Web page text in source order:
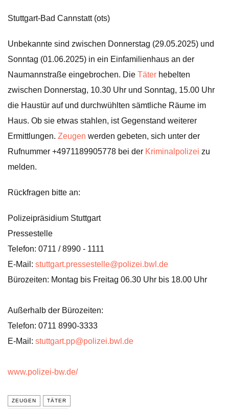
Stuttgart-Bad Cannstatt (ots)
Unbekannte sind zwischen Donnerstag (29.05.2025) und
Sonntag (01.06.2025) in ein Einfamilienhaus an der
Naumannstraße eingebrochen. Die Täter hebelten
zwischen Donnerstag, 10.30 Uhr und Sonntag, 15.00 Uhr
die Haustür auf und durchwühlten sämtliche Räume im
Haus. Ob sie etwas stahlen, ist Gegenstand weiterer
Ermittlungen. Zeugen werden gebeten, sich unter der
Rufnummer +4971189905778 bei der Kriminalpolizei zu
melden.
Rückfragen bitte an:
Polizeipräsidium Stuttgart
Pressestelle
Telefon: 0711 / 8990 - 1111
E-Mail: stuttgart.pressestelle@polizei.bwl.de
Bürozeiten: Montag bis Freitag 06.30 Uhr bis 18.00 Uhr
Außerhalb der Bürozeiten:
Telefon: 0711 8990-3333
E-Mail: stuttgart.pp@polizei.bwl.de
www.polizei-bw.de/
ZEUGEN TÄTER